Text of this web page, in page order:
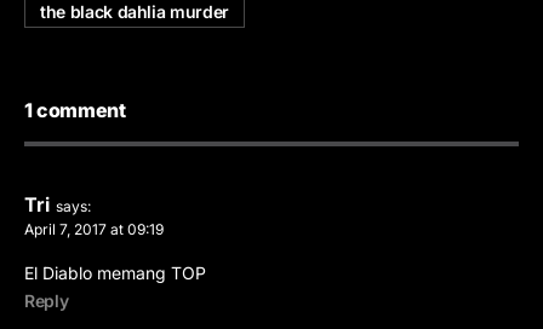
the black dahlia murder
1 comment
Tri says:
April 7, 2017 at 09:19
El Diablo memang TOP
Reply